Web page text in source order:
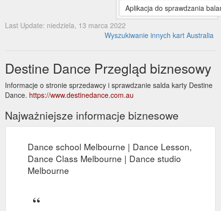
Aplikacja do sprawdzania
Last Update: niedziela, 13 marca 2022
Wyszukiwanie innych kart Australia
Destine Dance Przegląd biznesowy
Informacje o stronie sprzedawcy i sprawdzanie salda karty Destine
Dance. https://www.destinedance.com.au
Najważniejsze informacje biznesowe
Dance school Melbourne | Dance Lesson,
Dance Class Melbourne | Dance studio
Melbourne